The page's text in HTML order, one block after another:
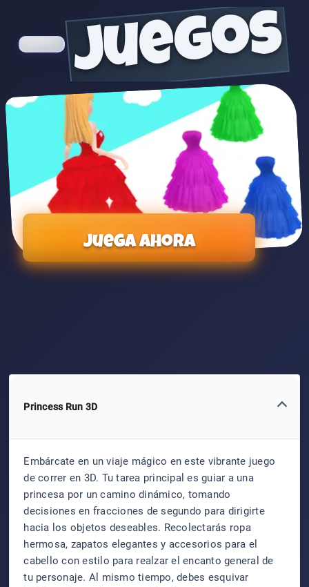
juegos
Juega ahora
Princess Run 3D
Embárcate en un viaje mágico en este vibrante juego
de correr en 3D. Tu tarea principal es guiar a una
princesa por un camino dinámico, tomando
decisiones en fracciones de segundo para dirigirte
hacia los objetos deseables. Recolectarás ropa
hermosa, zapatos elegantes y accesorios para el
cabello con estilo para realzar el encanto general de
tu personaje. Al mismo tiempo, debes esquivar